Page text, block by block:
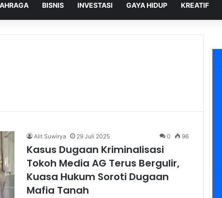
BISNIS INVESTASI GAYA HIDUP KREATIF
Alit Suwirya 29 Juli 2025 0 96
Kasus Dugaan Kriminalisasi
Tokoh Media AG Terus Bergulir,
Kuasa Hukum Soroti Dugaan
Mafia Tanah